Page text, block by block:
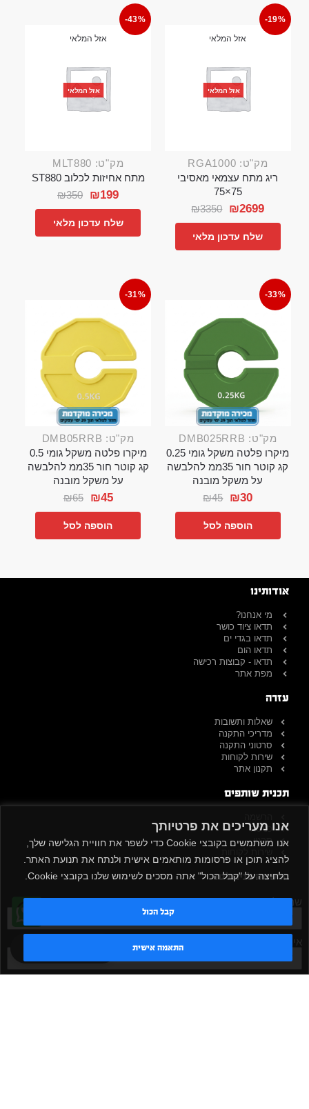
אנו מעריכים את פרטיותך
אנו משתמשים בקובצי Cookie כדי לשפר את חוויית הגלישה שלך,
להציג תוכן או פרסומות מותאמים אישית ולנתח את תנועת האתר.
בלחיצה על "קבל הכול" אתה מסכים לשימוש שלנו בקובצי Cookie.
התאמה אישית
קבל הכול
-19%
אזל המלאי
אזל המלאי
מק"ט: RGA1000
ריג מתח עצמאי מאסיבי
75×75
₪3350 ₪2699
שלח עדכון מלאי
-43%
אזל המלאי
אזל המלאי
מק"ט: MLT880
מתח אחיזות לכלוב ST880
₪350 ₪199
שלח עדכון מלאי
-33%
מק"ט: DMB025RRB
מיקרו פלטה משקל גומי 0.25
קג קוטר חור 35ממ להלבשה
על משקל מובנה
₪45 ₪30
הוספה לסל
-31%
מק"ט: DMB05RRB
מיקרו פלטה משקל גומי 0.5
קג קוטר חור 35ממ להלבשה
על משקל מובנה
₪65 ₪45
הוספה לסל
אודותינו
מי אנחנו?
תדאו ציוד כושר
תדאו בגדי ים
תדאו הום
תדאו - קבוצות רכישה
מפת אתר
עזרה
שאלות ותשובות
מדריכי התקנה
סרטוני התקנה
שירות לקוחות
תקנון אתר
תכנית שותפים
כניסה
תקנון
הרשמה לניוזלטר
שם מלא
אימייל